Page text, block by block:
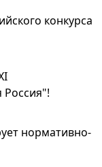
конкурса
Россия"!
нормативно-